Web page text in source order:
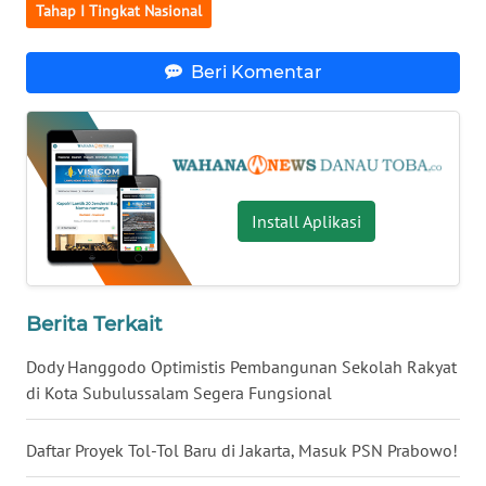
Tahap I Tingkat Nasional
Beri Komentar
Install Aplikasi
Berita Terkait
Dody Hanggodo Optimistis Pembangunan Sekolah Rakyat
di Kota Subulussalam Segera Fungsional
Daftar Proyek Tol-Tol Baru di Jakarta, Masuk PSN Prabowo!
WN
JOGJA
WN
JATIM
WN
WN
KALBAR
WN